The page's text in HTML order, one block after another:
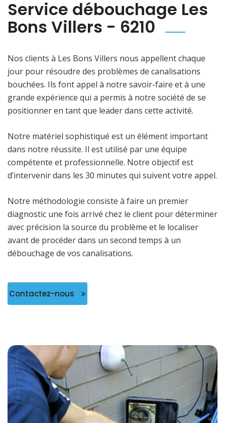
Service débouchage Les
Bons Villers - 6210
Nos clients à Les Bons Villers nous appellent chaque
jour pour résoudre des problèmes de canalisations
bouchées. Ils font appel à notre savoir-faire et à une
grande expérience qui a permis à notre société de se
positionner en tant que leader dans cette activité.
Notre matériel sophistiqué est un élément important
dans notre réussite. Il est utilisé par une équipe
compétente et professionnelle. Notre objectif est
d’intervenir dans les 30 minutes qui suivent votre appel.
Notre méthodologie consiste à faire un premier
diagnostic une fois arrivé chez le client pour déterminer
avec précision la source du problème et le localiser
avant de procéder dans un second temps à un
débouchage de vos canalisations.
Contactez-nous